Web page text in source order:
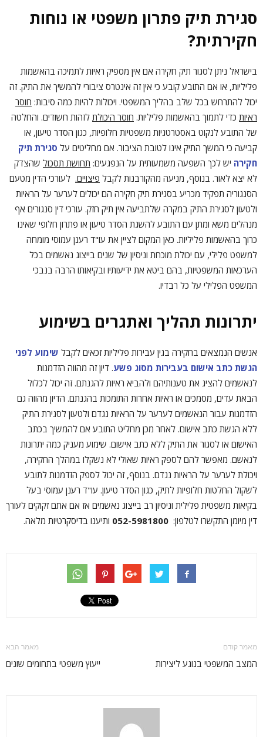
סגירת תיק פתרון משפטי או נוחות
חקירתית?
בישראל ניתן לסגור תיק חקירה אם אין מספיק ראיות לתמיכה בהאשמות
פליליות, או אם התובע קובע כי אין זה אינטרס ציבורי להמשיך את התיק. זה
יכול להתרחש בכל שלב בהליך המשפטי. ויכולות להיות כמה סיבות: חוסר
ראיות כדי לתמוך בהאשמות פליליות. חוסר היכולת לזהות חשודים. והחלטה
של התובע לנקוט באסטרטגיות משפטיות חלופיות, כגון הסדר טיעון, או
קביעה כי המשך התיק אינו לטובת הציבור. אם מחליטים על סגירת תיק
חקירה יש לכך השפעה משמעותית על הנפגעים: תחושת תסכול שהצדק
לא יצא לאור. בנוסף, מניעה מהקורבנות לקבל פיצויים. לעורכי הדין מטעם
הסנגוריה תפקיד מכריע בסגירת תיק חקירה הם יכולים לערער על הראיות
ולטעון לסגירת התיק במקרה שלתביעה אין תיק חזק. עורכי דין סנגורים אף
מנהלים משא ומתן עם התובע להשגת הסדר טיעון או פתרון חלופי שאינו
כרוך בהאשמות פליליות. כאן המקום לציין את עו"ד רענן עמוסי מומחה
למשפט פלילי, עם יכולת מוכחת וניסיון של שנים בייצוג נאשמים בכל
הערכאות המשפטיות, בהם ביטא את ידיעותיו ובקיאותו הרבה בנבכי
המשפט הפלילי על כל רבדיו.
יתרונות תהליך ואתגרים בשימוע
אנשים הנמצאים בחקירה בגין עבירות פליליות זכאים לקבל שימוע לפני
הגשת כתב אישום בעבירות מסוג פשע. דיון זה מהווה הזדמנות
לנאשמים להציג את טענותיהם ולהביא ראיות להגנתם. זה יכול לכלול
הבאת עדים, מסמכים או ראיות אחרות התומכות בהגנתם. הדיון מהווה גם
הזדמנות עבור הנאשמים לערער על הראיות נגדם ולטעון לסגירת התיק
ללא הגשת כתב אישום. לאחר מכן מחליט התובע אם להמשיך בכתב
האישום או לסגור את התיק ללא כתב אישום. שימוע מעניק כמה יתרונות
לנאשם. מאפשר להם לספק ראיות שאולי לא נשקלו במהלך החקירה,
ויכולת לערער על הראיות נגדם. בנוסף, זה יכול לספק הזדמנות לתובע
לשקול החלטות חלופיות לתיק, כגון הסדר טיעון. עו"ד רענן עמוסי בעל
בקיאות משפטית פלילית וניסיון רב בייצוג נאשמים אז אם אתם זקוקים לעורך
דין מיומן התקשרו לטלפון: 052-5981800 ותיענו בדיסקרטיות מלאה.
מאמר קודם
המצב המשפטי בנוגע ליצירות
מאמר הבא
ייעוץ משפטי בתחומים שונים